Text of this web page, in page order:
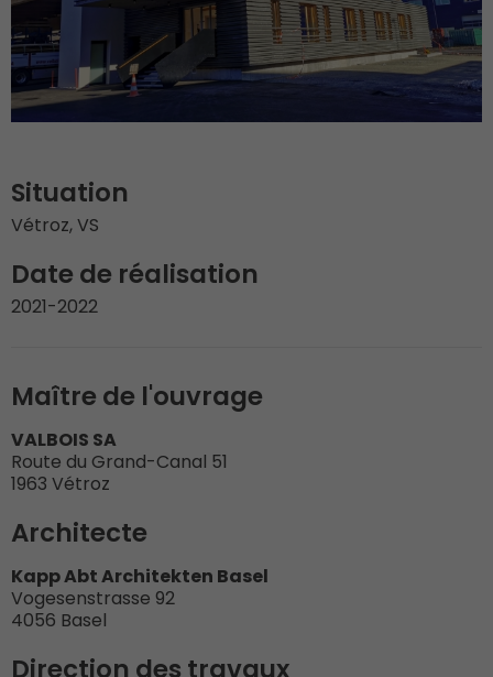
Situation
Vétroz, VS
Date de réalisation
2021-2022
Maître de l'ouvrage
VALBOIS SA
Route du Grand-Canal 51
1963 Vétroz
Architecte
Kapp Abt Architekten Basel
Vogesenstrasse 92
4056 Basel
Direction des travaux